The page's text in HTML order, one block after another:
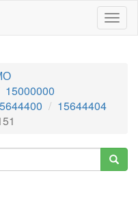
15000000
15644404